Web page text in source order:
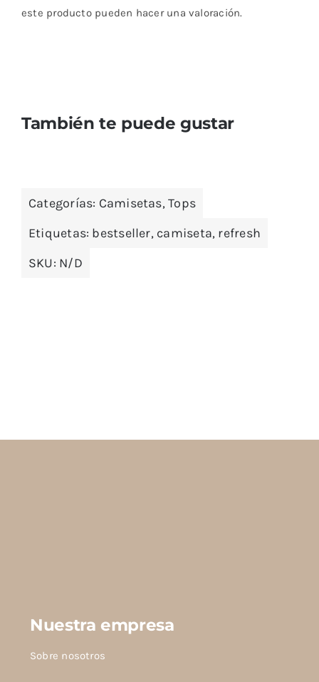
este producto pueden hacer una valoración.
También te puede gustar
Categorías: Camisetas,Tops
Etiquetas: bestseller, camiseta, refresh
SKU: N/D
Nuestra empresa
Sobre nosotros